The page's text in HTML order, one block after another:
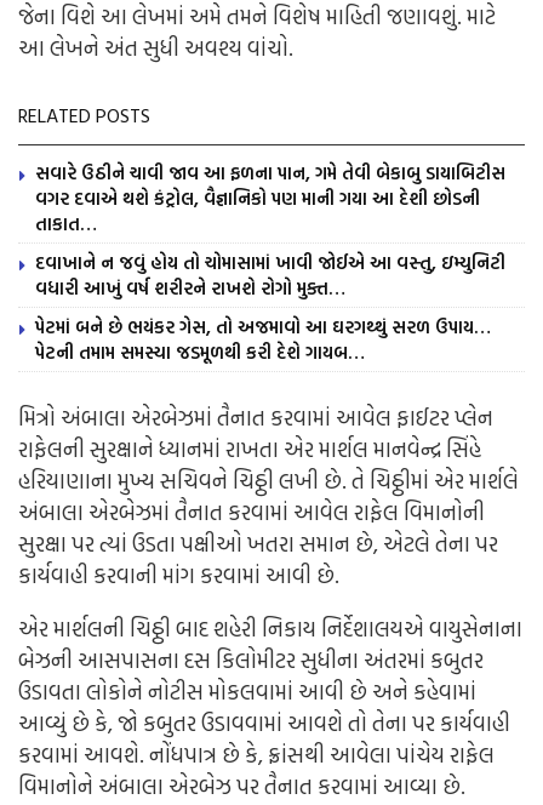
જેના વિશે આ લેખમાં અમે તમને વિશેષ માહિતી જણાવશું. માટે
આ લેખને અંત સુધી અવશ્ય વાંચો.
RELATED POSTS
સવારે ઉઠીને ચાવી જાવ આ ફળના પાન, ગમે તેવી બેકાબુ ડાયાબિટીસ
વગર દવાએ થશે કંટ્રોલ, વૈજ્ઞાનિકો પણ માની ગયા આ દેશી છોડની
તાકાત…
દવાખાને ન જવું હોય તો ચોમાસામાં ખાવી જોઈએ આ વસ્તુ, ઇમ્યુનિટી
વધારી આખું વર્ષ શરીરને રાખશે રોગો મુક્ત…
પેટમાં બને છે ભયંકર ગેસ, તો અજમાવો આ ઘરગથ્થું સરળ ઉપાય…
પેટની તમામ સમસ્યા જડમૂળથી કરી દેશે ગાયબ…
મિત્રો અંબાલા એરબેઝમાં તૈનાત કરવામાં આવેલ ફાઈટર પ્લેન
રાફેલની સુરક્ષાને ધ્યાનમાં રાખતા એર માર્શલ માનવેન્દ્ર સિંહે
હરિયાણાના મુખ્ય સચિવને ચિઠ્ઠી લખી છે. તે ચિઠ્ઠીમાં એર માર્શલે
અંબાલા એરબેઝમાં તૈનાત કરવામાં આવેલ રાફેલ વિમાનોની
સુરક્ષા પર ત્યાં ઉડતા પક્ષીઓ ખતરા સમાન છે, એટલે તેના પર
કાર્યવાહી કરવાની માંગ કરવામાં આવી છે.
એર માર્શલની ચિઠ્ઠી બાદ શહેરી નિકાય નિર્દેશાલયએ વાયુસેનાના
બેઝની આસપાસના દસ કિલોમીટર સુધીના અંતરમાં કબુતર
ઉડાવતા લોકોને નોટીસ મોકલવામાં આવી છે અને કહેવામાં
આવ્યું છે કે, જો કબુતર ઉડાવવામાં આવશે તો તેના પર કાર્યવાહી
કરવામાં આવશે. નોંધપાત્ર છે કે, ફ્રાંસથી આવેલા પાંચેય રાફેલ
વિમાનોને અંબાલા એરબેઝ પર તૈનાત કરવામાં આવ્યા છે.